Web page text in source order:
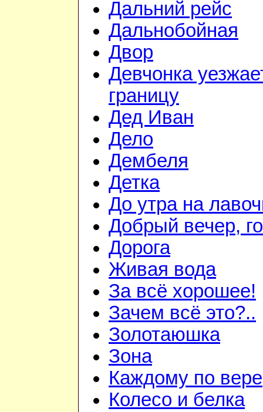
Дальний рейс
Дальнобойная
Двор
Девчонка
границу
Дед Иван
Дело
Дембеля
Детка
До утра на
Добрый вечер,
Дорога
Живая вода
За всё хорошее!
Зачем всё это?..
Золотаюшка
Зона
Каждому по вере
Колесо и белка